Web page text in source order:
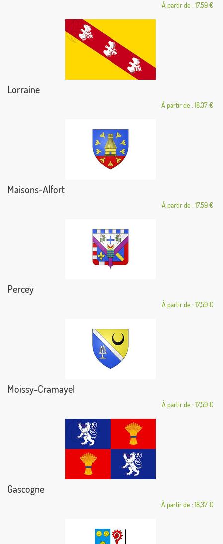
À partir de : 17,59 €
Lorraine
À partir de : 18,37 €
Maisons-Alfort
À partir de : 17,59 €
Percey
À partir de : 17,59 €
Moissy-Cramayel
À partir de : 17,59 €
Gascogne
À partir de : 18,37 €